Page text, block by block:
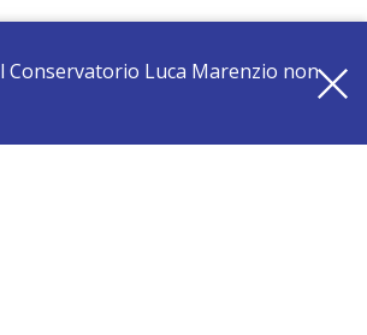
Conservatorio Luca Marenzio non